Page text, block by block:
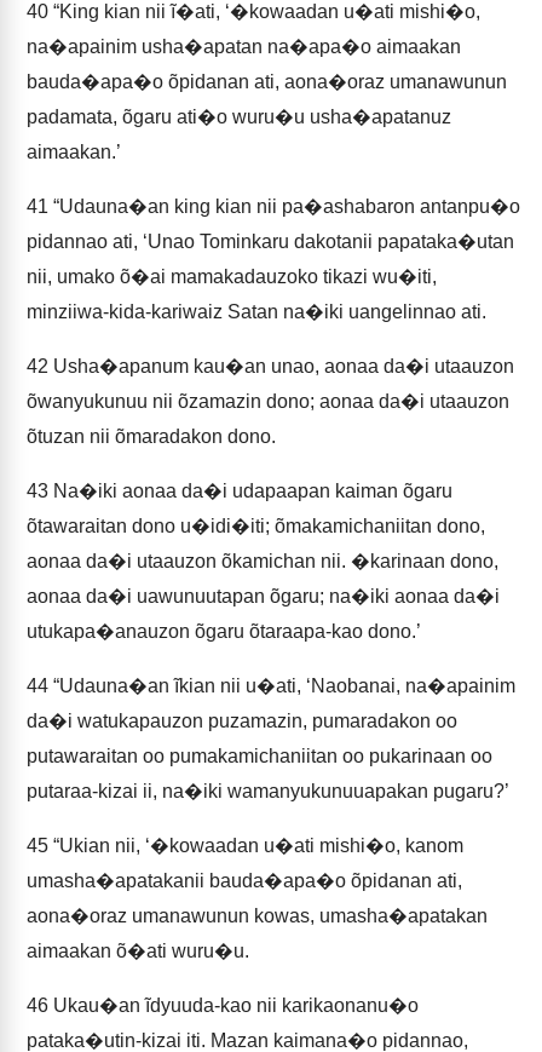
40 “King kian nii ĩ�ati, ‘�kowaadan u�ati mishi�o,
na�apainim usha�apatan na�apa�o aimaakan
bauda�apa�o õpidanan ati, aona�oraz umanawunun
padamata, õgaru ati�o wuru�u usha�apatanuz
aimaakan.’
41 “Udauna�an king kian nii pa�ashabaron antanpu�o
pidannao ati, ‘Unao Tominkaru dakotanii papataka�utan
nii, umako õ�ai mamakadauzoko tikazi wu�iti,
minziiwa-kida-kariwaiz Satan na�iki uangelinnao ati.
42 Usha�apanum kau�an unao, aonaa da�i utaauzon
õwanyukunuu nii õzamazin dono; aonaa da�i utaauzon
õtuzan nii õmaradakon dono.
43 Na�iki aonaa da�i udapaapan kaiman õgaru
õtawaraitan dono u�idi�iti; õmakamichaniitan dono,
aonaa da�i utaauzon õkamichan nii. �karinaan dono,
aonaa da�i uawunuutapan õgaru; na�iki aonaa da�i
utukapa�anauzon õgaru õtaraapa-kao dono.’
44 “Udauna�an ĩkian nii u�ati, ‘Naobanai, na�apainim
da�i watukapauzon puzamazin, pumaradakon oo
putawaraitan oo pumakamichaniitan oo pukarinaan oo
putaraa-kizai ii, na�iki wamanyukunuuapakan pugaru?’
45 “Ukian nii, ‘�kowaadan u�ati mishi�o, kanom
umasha�apatakanii bauda�apa�o õpidanan ati,
aona�oraz umanawunun kowas, umasha�apatakan
aimaakan õ�ati wuru�u.
46 Ukau�an ĩdyuuda-kao nii karikaonanu�o
pataka�utin-kizai iti. Mazan kaimana�o pidannao,